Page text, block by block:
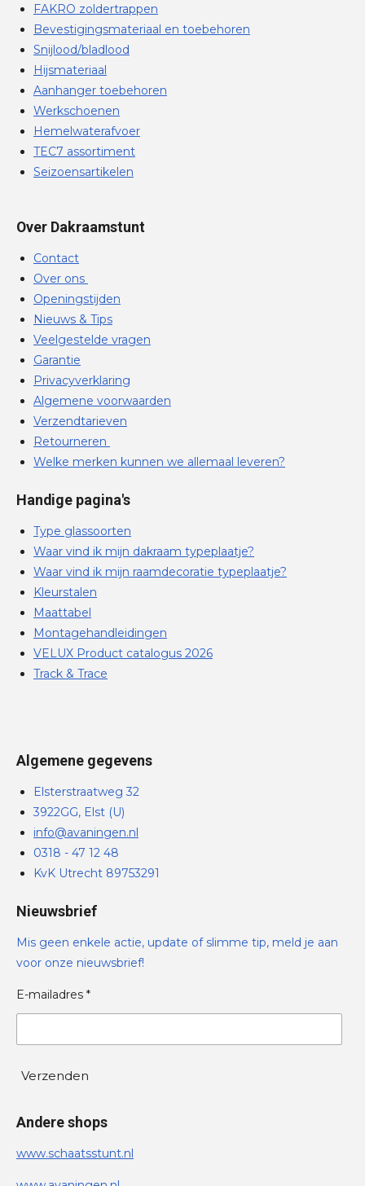
FAKRO zoldertrappen
Bevestigingsmateriaal en toebehoren
Snijlood/bladlood
Hijsmateriaal
Aanhanger toebehoren
Werkschoenen
Hemelwaterafvoer
TEC7 assortiment
Seizoensartikelen
Over Dakraamstunt
Contact
Over ons
Openingstijden
Nieuws & Tips
Veelgestelde vragen
Garantie
Privacyverklaring
Algemene voorwaarden
Verzendtarieven
Retourneren
Welke merken kunnen we allemaal leveren?
Handige pagina's
Type glassoorten
Waar vind ik mijn dakraam typeplaatje?
Waar vind ik mijn raamdecoratie typeplaatje?
Kleurstalen
Maattabel
Montagehandleidingen
VELUX Product catalogus 2026
Track & Trace
Algemene gegevens
Elsterstraatweg 32
3922GG, Elst (U)
info@avaningen.nl
0318 - 47 12 48
KvK Utrecht 89753291
Nieuwsbrief
Mis geen enkele actie, update of slimme tip, meld je aan
voor onze nieuwsbrief!
E-mailadres *
Verzenden
Andere shops
www.schaatsstunt.nl